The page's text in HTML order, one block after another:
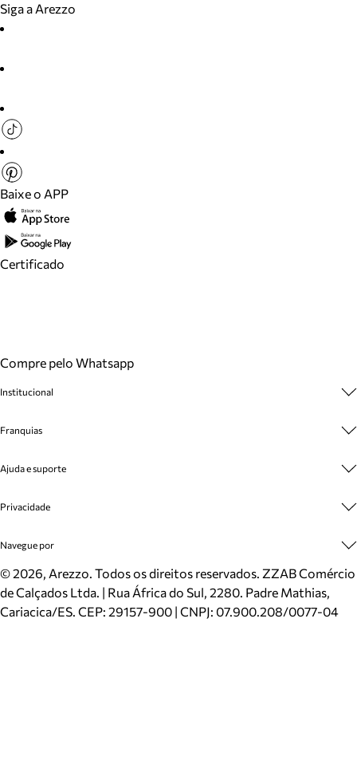
Siga a Arezzo
Baixe o APP
Certificado
Compre pelo Whatsapp
Institucional
Cashback
Venda Corporativa
Mapa do Site
Inverno
Mundo Arezzo
Franquias
Plano de Negócio
Ajuda e suporte
Cadastro
Meus Pedidos
Trocas e Devoluções
Cartão Presente
Localizador de lojas
Privacidade
Politica e Privacidade
Navegue por
Sapatos
Bolsas
Scarpins
©2026, Arezzo. Todos os direitos reservados. ZZAB Comércio
de Calçados Ltda. | Rua África do Sul, 2280. Padre Mathias,
Cariacica/ES. CEP: 29157-900 | CNPJ: 07.900.208/0077-04